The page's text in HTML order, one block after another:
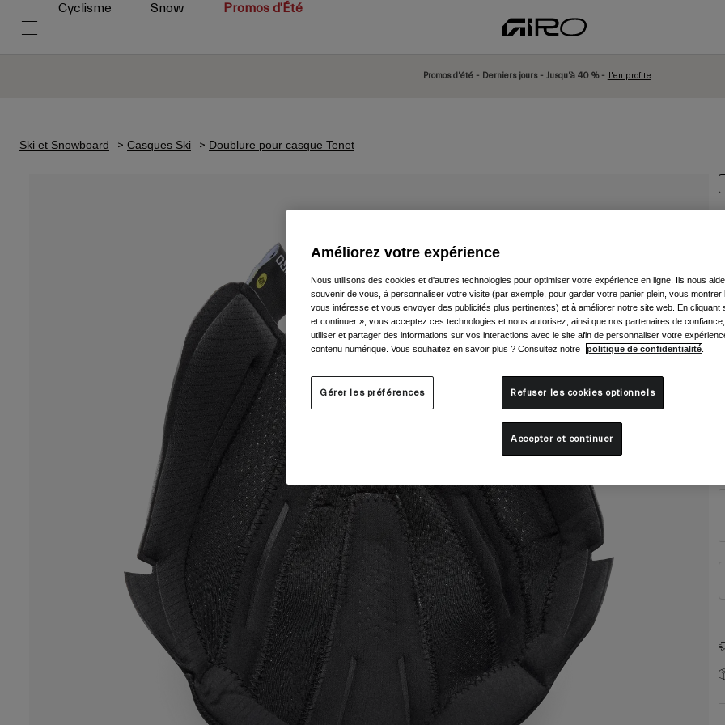
Cyclisme Snow Promos d'Été
Promos d'été - Derniers jours - Jusqu'à 40 % - J'en profite
Ski et Snowboard Casques Ski Doublure pour casque Tenet
Améliorez votre expérience
Nous utilisons des cookies et d'autres technologies pour optimiser votre expérience en ligne. Ils nous
souvenir de vous, à personnaliser votre visite (par exemple, pour garder votre panier plein, vous montrer
vous intéresse et vous envoyer des publicités plus pertinentes) et à améliorer notre site web. En cliquant
et continuer », vous acceptez ces technologies et nous autorisez, ainsi que nos partenaires de confiance,
utiliser et partager des informations sur vos interactions avec le site afin de personnaliser votre
contenu numérique. Vous souhaitez en savoir plus ? Consultez notre
politique de confidentialité
Gérer les préférences Refuser les cookies optionnels
Accepter et continuer